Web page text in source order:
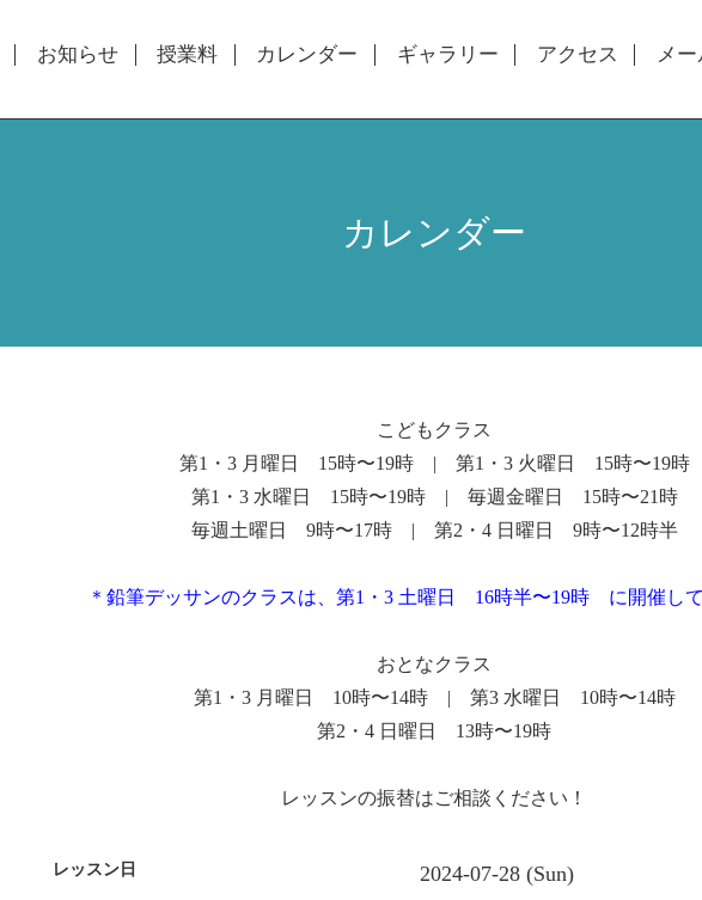
お知らせ 授業料 カレンダー ギャラリー アクセス メ
カレンダー
こどもクラス
第1・3 月曜日 15時〜19時 | 第1・3 火曜日 15時〜19時
第1・3 水曜日 15時〜19時 | 毎週金曜日 15時〜21時
毎週土曜日 9時〜17時 | 第2・4 日曜日 9時〜12時半
＊鉛筆デッサンのクラスは、第1・3 土曜日 16時半〜19時 に開催し
おとなクラス
第1・3 月曜日 10時〜14時 | 第3 水曜日 10時〜14時
第2・4 日曜日 13時〜19時
レッスンの振替はご相談ください！
レッスン日 2024-07-28 (Sun)